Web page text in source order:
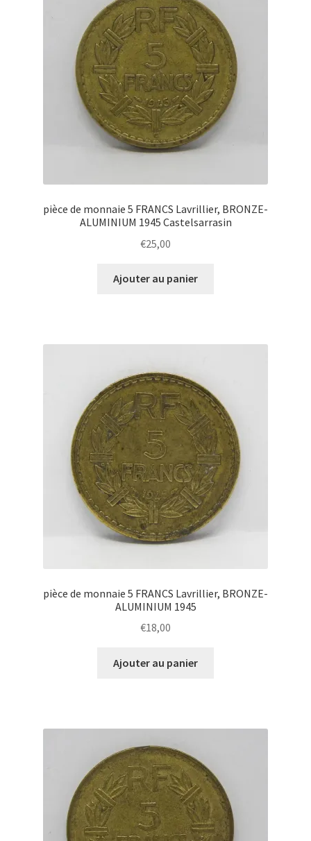
pièce de monnaie 5 FRANCS Lavrillier, BRONZE-
ALUMINIUM 1945 Castelsarrasin
€25,00
Ajouter au panier
pièce de monnaie 5 FRANCS Lavrillier, BRONZE-
ALUMINIUM 1945
€18,00
Ajouter au panier